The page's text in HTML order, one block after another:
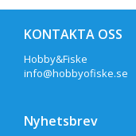
KONTAKTA OSS
Hobby&Fiske
info@hobbyofiske.se
Nyhetsbrev